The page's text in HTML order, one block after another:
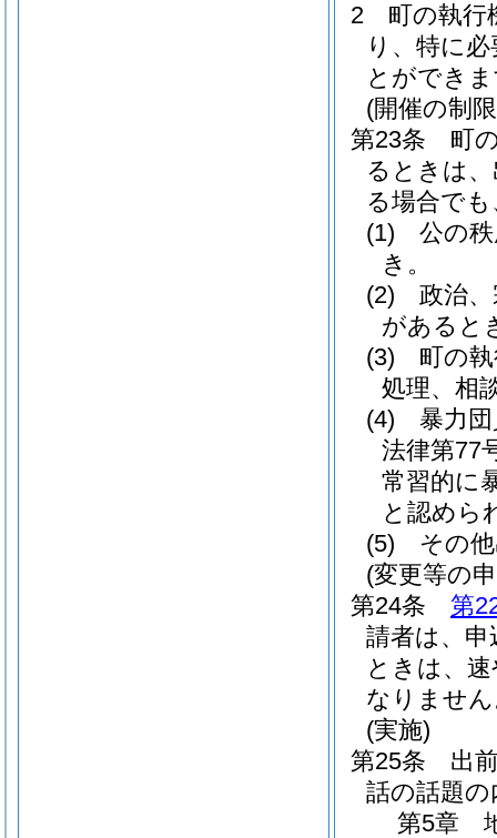
2
町の執行
り、特に
とができ
(開催の制
第23条
町
るときは
る場合で
(1)
公の
き。
(2)
政治
があると
(3)
町の
処理、相
(4)
暴力
法律第77
常習的に
と認めら
(5)
その
(変更等の
第24条
第
請者は、
ときは、
なりませ
(実施)
第25条
出
話の話題
第5章